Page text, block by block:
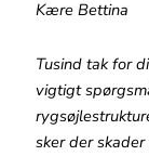
Kære Bettina
Tusind tak for
vigtigt
sker der